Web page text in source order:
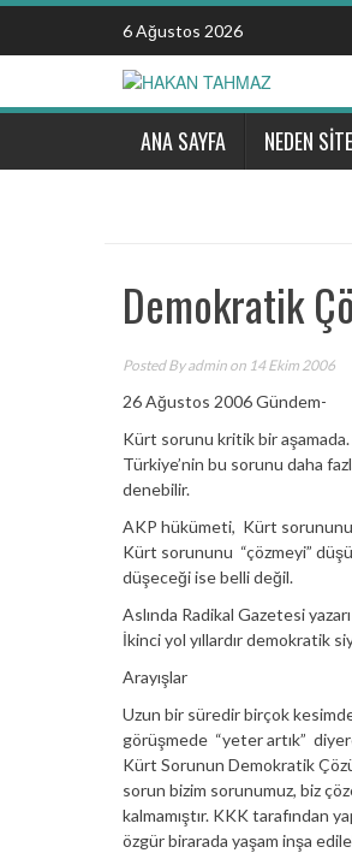
Skip
content
6 Ağustos 2026
ANA SAYFA NEDEN SİTE
Demokratik
Posted Byadmin on 14 Ekim 2006
26 Ağustos 2006 Gündem-
Kürt sorunu kritik bir aşamada.
Türkiye’nin bu sorunu daha
denebilir.
AKP hükümeti, Kürt
Kürt sorununu “çözmeyi”
düşeceği ise belli değil.
Aslında Radikal Gazetesi
İkinci yol yıllardır demokratik
Arayışlar
Uzun bir süredir birçok
görüşmede “yeter artık”
Kürt Sorunun Demokratik
sorun bizim sorunumuz, biz
kalmamıştır. KKK tarafından
özgür birarada yaşam inşa